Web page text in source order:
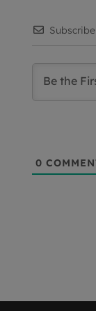
Subscribe
0